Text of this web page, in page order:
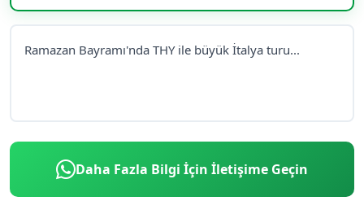
Ramazan Bayramı'nda THY ile büyük İtalya turu...
Daha Fazla Bilgi İçin İletişime Geçin